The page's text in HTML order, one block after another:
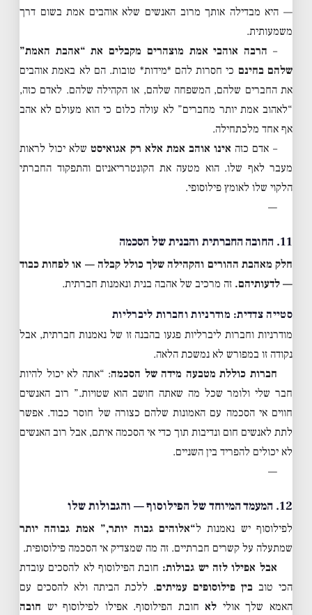
— היא מבדילה אותך מרוב האנשים שלא אוהבים אמת בשום דרך
משמעותית.
– הרבה אוהבי אמת מוצהרים מקבלים את “אהבת האמת”
שלהם בחינם כי חסרות להם *מידות* טובות. הם לא באמת אוהבים
את החברים שלהם, המשפחה שלהם, או הקהילה שלהם. לאדם כזה,
“לאהוב אמת יותר מחברים” לא עולה כלום כי הוא מעולם לא אהב
אף אחד מלכתחילה.
– אדם כזה אינו אוהב אמת אלא רק אגואיסטשלא יכול לראות
מעבר לאף שלו. הוא מטעה את הקונטרריאניזם והתפקוד החברתי
הלקוי שלו לאומץ פילוסופי.
—
11. החובה החברתית והבנית של הסכמה
חלק מאהבת ההורים והקהילה שלך כולל קבלה — או לפחות כבוד
— לדעותיהם. זה מרכיב של אהבה בנית ונאמנות חברתית.
סטייה צדדית: מודרניות וחברות ליברליות
מודרניות וחברות ליברליות פגעו בהבנה זו של נאמנות חברתית, אבל
נקודה זו במפורש לא נמשכת הלאה.
חברות כוללת מטבעה מידה של הסכמה: “אתה לא יכול להיות
חבר שלי ולומר שכל מה שאתה חושב הוא שטויות.” רוב האנשים
חווים אי הסכמה עם האמונות שלהם כצורה של חוסר כבוד. אפשר
לתת לאנשים חום ונדיבות תוך כדי אי הסכמה איתם, אבל רוב האנשים
לא יכולים להפריד בין השניים.
—
12. המעמד המיוחד של הפילוסוף — והגבולות שלו
לפילוסוף יש נאמנות ל“אלוהים גבוה יותר,” אמת גבוהה יותר
שמתעלה על קשרים חברתיים. זה מה שמצדיק אי הסכמה פילוסופית.
אבל אפילו לזה יש גבולות: חובת הפילוסוף לא להסכים עובדת
הכי טוב בין פילוסופים עמיתים. ללכת הביתה ולא להסכים עם
האמא שלך אולי לאחובת הפילוסוף. אפילו לפילוסוף יש חובה